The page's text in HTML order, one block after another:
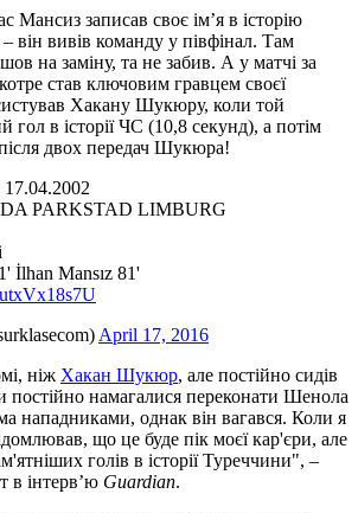
Мансиз записав своє ім’я в історію
він вивів команду у півфінал. Там
на заміну, та не забив. А у матчі за
став ключовим гравцем своєї
Хакану Шукюру, коли той
в історії ЧС (10,8 секунд), а потім
двох передач Шукюра!
PARKSTAD LIMBURG
İlhan Mansız 81'
April 17, 2016
ніж Хакан Шукюр, але постійно сидів
постійно намагалися переконати Шенола
нападниками, однак він вагався. Коли я
що це буде пік моєї кар'єри, але
голів в історії Туреччини", –
в інтерв’ю Guardian.